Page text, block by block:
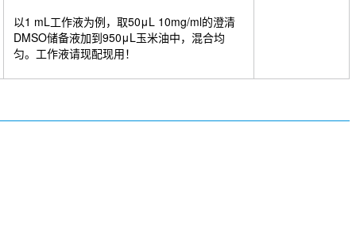
以1 mL工作液为例，取50μL 10mg/ml的澄清
DMSO储备液加到950μL玉米油中，混合均
匀。工作液请现配现用！